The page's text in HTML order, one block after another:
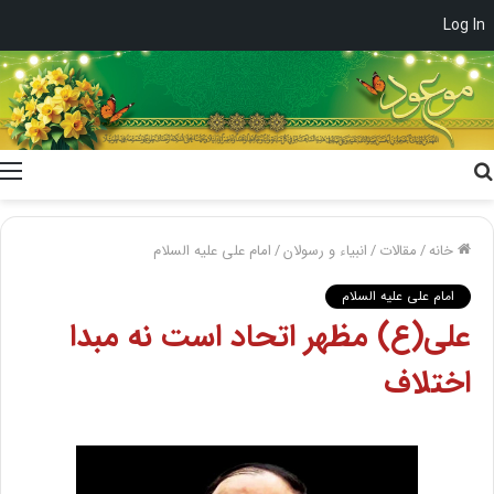
Log In
خانه/مقالات/انبیاء و رسولان/امام علی علیه السلام
امام علی علیه السلام
علی(ع) مظهر اتحاد است نه مبدا
اختلاف